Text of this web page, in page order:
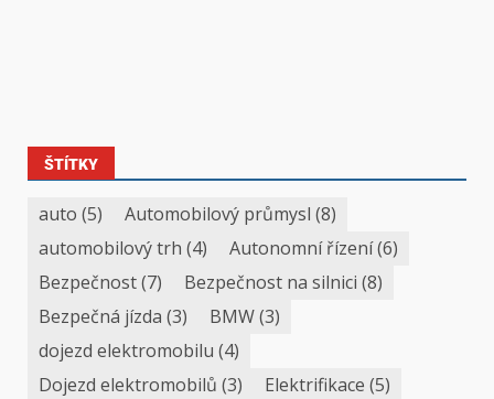
ŠTÍTKY
auto (5) Automobilový průmysl (8)
automobilový trh (4) Autonomní řízení(6)
Bezpečnost(7) Bezpečnost na silnici (8)
Bezpečná jízda (3) BMW(3)
dojezd elektromobilu (4)
Dojezd elektromobilů (3) Elektrifikace (5)